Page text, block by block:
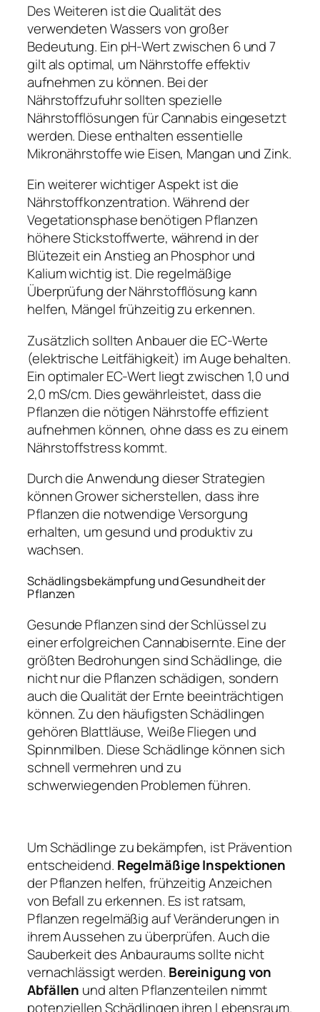
Des Weiteren ist die Qualität des
verwendeten Wassers von großer
Bedeutung. Ein pH-Wert zwischen 6 und 7
gilt als optimal, um Nährstoffe effektiv
aufnehmen zu können. Bei der
Nährstoffzufuhr sollten spezielle
Nährstofflösungen für Cannabis eingesetzt
werden. Diese enthalten essentielle
Mikronährstoffe wie Eisen, Mangan und Zink.
Ein weiterer wichtiger Aspekt ist die
Nährstoffkonzentration. Während der
Vegetationsphase benötigen Pflanzen
höhere Stickstoffwerte, während in der
Blütezeit ein Anstieg an Phosphor und
Kalium wichtig ist. Die regelmäßige
Überprüfung der Nährstofflösung kann
helfen, Mängel frühzeitig zu erkennen.
Zusätzlich sollten Anbauer die EC-Werte
(elektrische Leitfähigkeit) im Auge behalten.
Ein optimaler EC-Wert liegt zwischen 1,0 und
2,0 mS/cm. Dies gewährleistet, dass die
Pflanzen die nötigen Nährstoffe effizient
aufnehmen können, ohne dass es zu einem
Nährstoffstress kommt.
Durch die Anwendung dieser Strategien
können Grower sicherstellen, dass ihre
Pflanzen die notwendige Versorgung
erhalten, um gesund und produktiv zu
wachsen.
Schädlingsbekämpfung und Gesundheit der
Pflanzen
Gesunde Pflanzen sind der Schlüssel zu
einer erfolgreichen Cannabisernte. Eine der
größten Bedrohungen sind Schädlinge, die
nicht nur die Pflanzen schädigen, sondern
auch die Qualität der Ernte beeinträchtigen
können. Zu den häufigsten Schädlingen
gehören Blattläuse, Weiße Fliegen und
Spinnmilben. Diese Schädlinge können sich
schnell vermehren und zu
schwerwiegenden Problemen führen.
Um Schädlinge zu bekämpfen, ist Prävention
entscheidend. Regelmäßige Inspektionen
der Pflanzen helfen, frühzeitig Anzeichen
von Befall zu erkennen. Es ist ratsam,
Pflanzen regelmäßig auf Veränderungen in
ihrem Aussehen zu überprüfen. Auch die
Sauberkeit des Anbauraums sollte nicht
vernachlässigt werden. Bereinigung von
Abfällen und alten Pflanzenteilen nimmt
potenziellen Schädlingen ihren Lebensraum.